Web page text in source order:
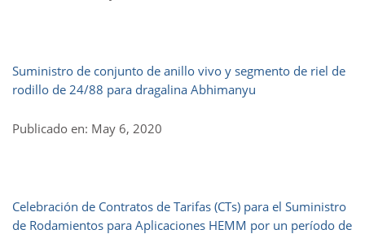
Suministro de conjunto de anillo vivo y segmento de riel de
rodillo de 24/88 para dragalina Abhimanyu
Publicado en: May 6, 2020
Celebración de Contratos de Tarifas (CTs) para el Suministro
de Rodamientos para Aplicaciones HEMM por un período de